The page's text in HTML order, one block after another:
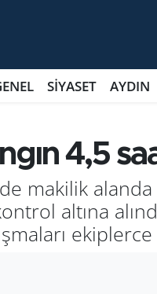
SİYASET AYDIN
4,5
makilik
altına